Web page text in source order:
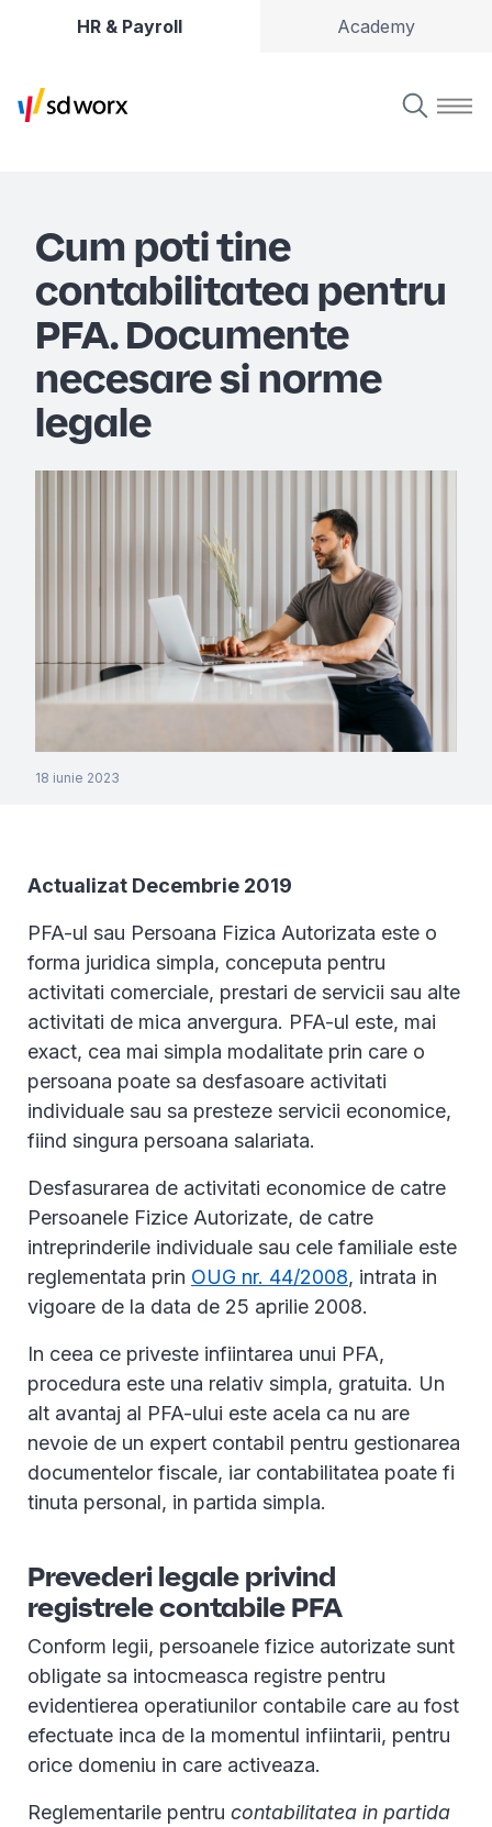
HR & Payroll Academy
Cum poti tine
contabilitatea pentru
PFA. Documente
necesare si norme
legale
18 iunie 2023
Actualizat Decembrie 2019
PFA-ul sau Persoana Fizica Autorizata este o
forma juridica simpla, conceputa pentru
activitati comerciale, prestari de servicii sau alte
activitati de mica anvergura. PFA-ul este, mai
exact, cea mai simpla modalitate prin care o
persoana poate sa desfasoare activitati
individuale sau sa presteze servicii economice,
fiind singura persoana salariata.
Desfasurarea de activitati economice de catre
Persoanele Fizice Autorizate, de catre
intreprinderile individuale sau cele familiale este
reglementata prin OUG nr. 44/2008, intrata in
vigoare de la data de 25 aprilie 2008.
In ceea ce priveste infiintarea unui PFA,
procedura este una relativ simpla, gratuita. Un
alt avantaj al PFA-ului este acela ca nu are
nevoie de un expert contabil pentru gestionarea
documentelor fiscale, iar contabilitatea poate fi
tinuta personal, in partida simpla.
Prevederi legale privind
registrele contabile PFA
Conform legii, persoanele fizice autorizate sunt
obligate sa intocmeasca registre pentru
evidentierea operatiunilor contabile care au fost
efectuate inca de la momentul infiintarii, pentru
orice domeniu in care activeaza.
Reglementarile pentru contabilitatea in partida